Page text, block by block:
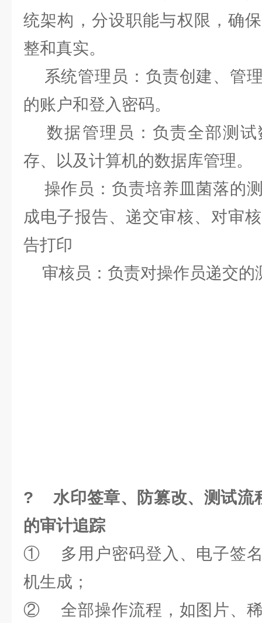
统架构，分设职能与权限，确
整和真实。
系统管理员：负责创建、管
的账户和登入密码。
数据管理员：负责全部测试
存、以及计算机的数据库管理。
操作员：负责培养皿菌落的
成电子报告、递交审核、对审
告打印
审核员：负责对操作员递交的
? 水印签章、防篡改、测试流
的审计追踪
① 多用户密码登入、电子签名
机生成；
② 全部操作流程，如图片、稀